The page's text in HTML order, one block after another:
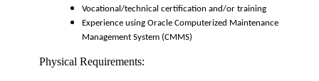
Vocational/technical certification and/or training
Experience using Oracle Computerized Maintenance
Management System (CMMS)
Physical Requirements: